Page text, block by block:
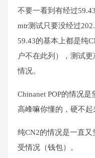
不要一看到有经过
mtr测试只要没经过
59.43的基本上都是纯
户不在此列），测试
情况。
Chinanet POP的情况
高峰嘛你懂的，硬不起
纯CN2的情况是一直
受情况（钱包）。